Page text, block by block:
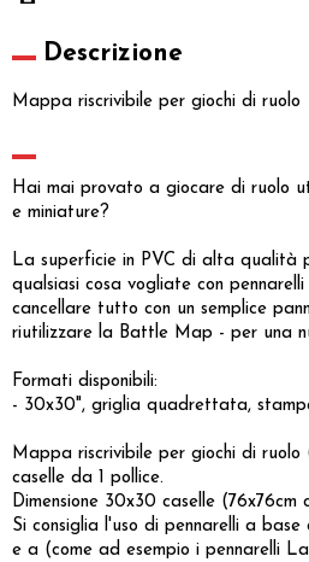
Descrizione
Mappa riscrivibile per giochi di ruolo
Hai mai provato a giocare di ruolo
e miniature?
La superficie in PVC di alta qualità
qualsiasi cosa vogliate con
cancellare tutto con un semplice
riutilizzare la Battle Map - per una
Formati disponibili:
- 30x30", griglia quadrettata,
Mappa riscrivibile per giochi di
caselle da 1 pollice.
Dimensione 30x30 caselle (76x76cm
Si consiglia l'uso di pennarelli a
e a (come ad esempio i pennarelli